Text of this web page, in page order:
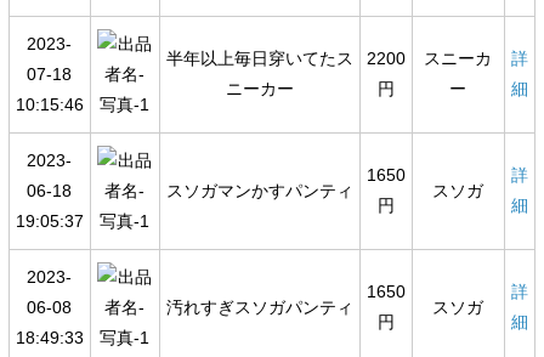
2023-
07-18
10:15:46
半年以上毎日穿いてたス
ニーカー
2200
円
スニーカ
ー
詳
細
2023-
06-18
19:05:37
スソガマンかすパンティ
1650
円
スソガ
詳
細
2023-
06-08
18:49:33
汚れすぎスソガパンティ
1650
円
スソガ
詳
細